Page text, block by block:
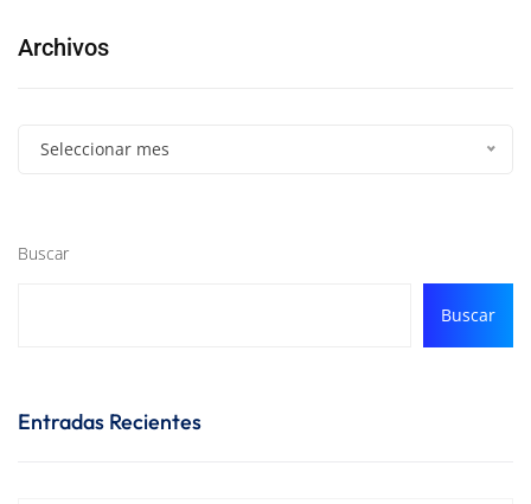
Archivos
Seleccionar mes
Buscar
Buscar
Entradas Recientes